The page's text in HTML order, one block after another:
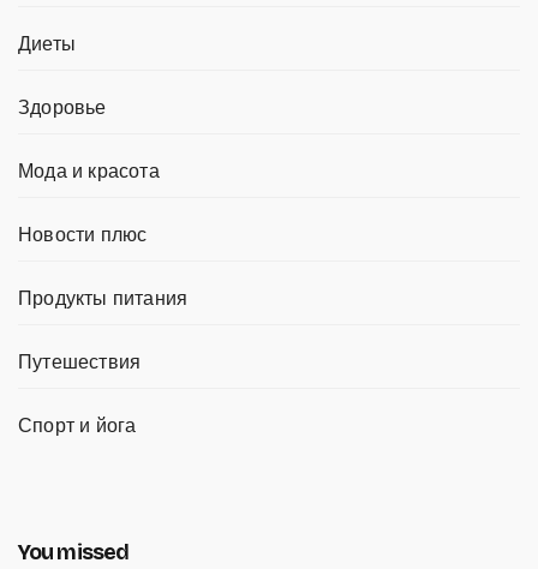
Диеты
Здоровье
Мода и красота
Новости плюс
Продукты питания
Путешествия
Спорт и йога
You missed